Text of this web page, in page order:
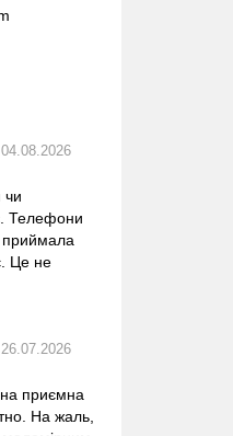
04.08.2026
чи
Телефони
Це не
26.07.2026
приємна
На жаль,